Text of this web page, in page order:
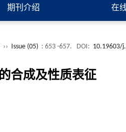
期刊介绍 在
›› Issue (05) : 653 -657. DOI: 10.19603/
合成及性质表征